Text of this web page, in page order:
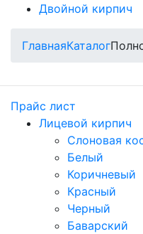
Двойной кирпич
ГлавнаяКаталог
Прайс лист
Лицевой кирпич
Слоновая
Белый
Коричневый
Красный
Черный
Баварский